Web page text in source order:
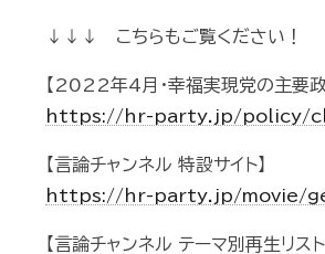
↓↓↓ こちらもご覧ください
【2022年4月・幸福実現党の主要政
https://hr-party.jp/policy/
【言論チャンネル 特設サイト】
https://hr-party.jp/movie/
【言論チャンネル テーマ別再生リスト